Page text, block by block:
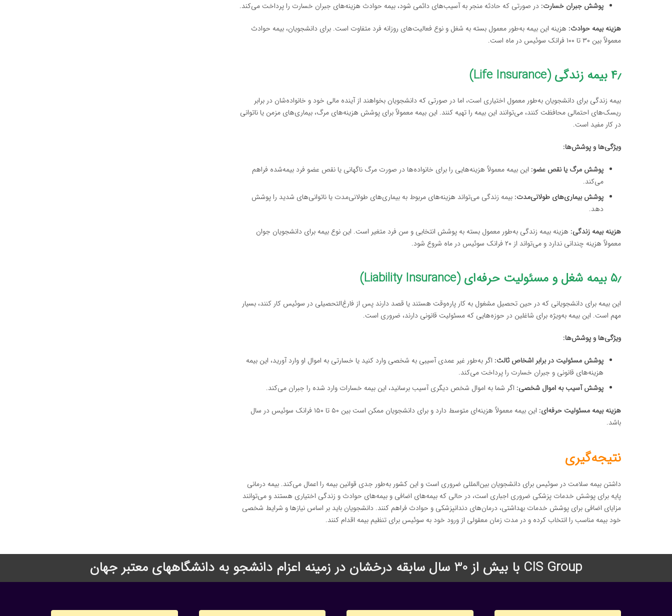
پوشش جبران خسارت: در صورتی که حادثه منجر به آسیب‌های دائمی شود، بیمه حوادث هزینه‌های جبران خسارت را پرداخت می‌کند.
هزینه بیمه حوادث: هزینه این بیمه به‌طور معمول بسته به شغل و نوع فعالیت‌های روزانه فرد متفاوت است. برای دانشجویان، بیمه حوادث
معمولاً بین ۳۰ تا ۱۰۰ فرانک سوئیس در ماه است.
۴٫ بیمه زندگی (Life Insurance)
بیمه زندگی برای دانشجویان به‌طور معمول اختیاری است، اما در صورتی که دانشجویان بخواهند از آینده مالی خود و خانواده‌شان در برابر
ریسک‌های احتمالی محافظت کنند، می‌توانند این بیمه را تهیه کنند. این بیمه معمولاً برای پوشش هزینه‌های مرگ، بیماری‌های مزمن یا ناتوانی
در کار مفید است.
ویژگی‌ها و پوشش‌ها:
پوشش مرگ یا نقص عضو: این بیمه معمولاً هزینه‌هایی را برای خانواده‌ها در صورت مرگ ناگهانی یا نقص عضو فرد بیمه‌شده فراهم
می‌کند.
پوشش بیماری‌های طولانی‌مدت: بیمه زندگی می‌تواند هزینه‌های مربوط به بیماری‌های طولانی‌مدت یا ناتوانی‌های شدید را پوشش
دهد.
هزینه بیمه زندگی: هزینه بیمه زندگی به‌طور معمول بسته به پوشش انتخابی و سن فرد متغیر است. این نوع بیمه برای دانشجویان جوان
معمولاً هزینه چندانی ندارد و می‌تواند از ۲۰ فرانک سوئیس در ماه شروع شود.
۵٫ بیمه شغل و مسئولیت حرفه‌ای (Liability Insurance)
این بیمه برای دانشجویانی که در حین تحصیل مشغول به کار پاره‌وقت هستند یا قصد دارند پس از فارغ‌التحصیلی در سوئیس کار کنند، بسیار
مهم است. این بیمه به‌ویژه برای شاغلین در حوزه‌هایی که مسئولیت قانونی دارند، ضروری است.
ویژگی‌ها و پوشش‌ها:
پوشش مسئولیت در برابر اشخاص ثالث: اگر به‌طور غیر عمدی آسیبی به شخصی وارد کنید یا خسارتی به اموال او وارد آورید، این بیمه
هزینه‌های قانونی و جبران خسارت را پرداخت می‌کند.
پوشش آسیب به اموال شخصی: اگر شما به اموال شخص دیگری آسیب برسانید، این بیمه خسارات وارد شده را جبران می‌کند.
هزینه بیمه مسئولیت حرفه‌ای:
این بیمه معمولاً هزینه‌ای متوسط دارد و برای دانشجویان ممکن است بین ۵۰ تا ۱۵۰ فرانک سوئیس در سال
باشد.
نتیجه‌گیری
داشتن بیمه سلامت در سوئیس برای دانشجویان بین‌المللی ضروری است و این کشور به‌طور جدی قوانین بیمه را اعمال می‌کند. بیمه درمانی
پایه برای پوشش خدمات پزشکی ضروری اجباری است، در حالی که بیمه‌های اضافی و بیمه‌های حوادث و زندگی اختیاری هستند و می‌توانند
مزایای اضافی برای پوشش خدمات بهداشتی، درمان‌های دندانپزشکی و حوادث فراهم کنند. دانشجویان باید بر اساس نیازها و شرایط شخصی
خود بیمه مناسب را انتخاب کرده و در مدت زمان معقولی از ورود خود به سوئیس برای تنظیم بیمه اقدام کنند.
CIS Group با بیش از 30 سال سابقه درخشان در زمینه اعزام دانشجو به دانشگاههای معتبر جهان